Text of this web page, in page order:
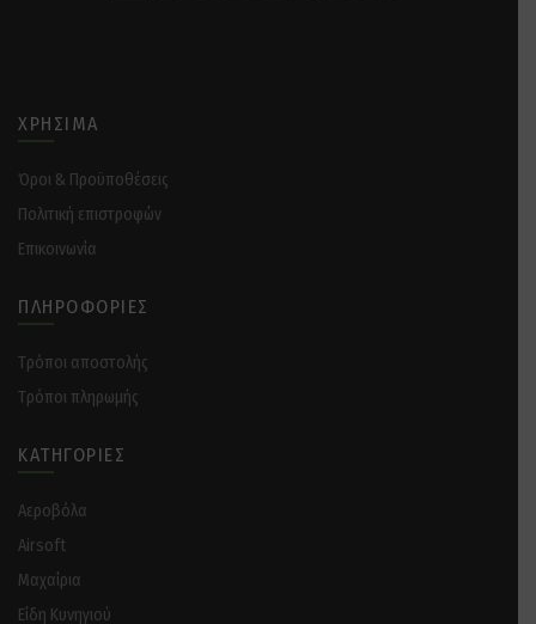
ΧΡΉΣΙΜΑ
Όροι & Προϋποθέσεις
Πολιτική επιστροφών
Επικοινωνία
ΠΛΗΡΟΦΟΡΊΕΣ
Tρόποι αποστολής
Tρόποι πληρωμής
ΚΑΤΗΓΟΡΊΕΣ
Αεροβόλα
Airsoft
Μαχαίρια
Είδη Κυνηγιού